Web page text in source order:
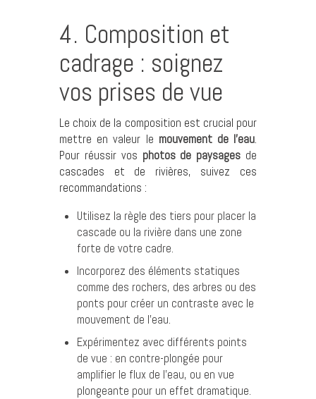
4. Composition et
cadrage : soignez
vos prises de vue
Le choix de la composition est crucial pour
mettre en valeur le mouvement de l’eau.
Pour réussir vos photos de paysages de
cascades et de rivières, suivez ces
recommandations :
Utilisez la règle des tiers pour placer la
cascade ou la rivière dans une zone
forte de votre cadre.
Incorporez des éléments statiques
comme des rochers, des arbres ou des
ponts pour créer un contraste avec le
mouvement de l’eau.
Expérimentez avec différents points
de vue : en contre-plongée pour
amplifier le flux de l’eau, ou en vue
plongeante pour un effet dramatique.